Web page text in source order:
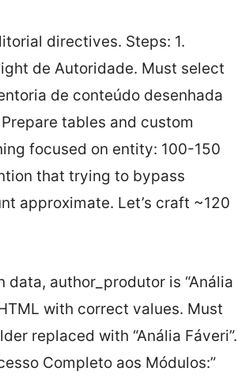
directives. Steps: 1.
de Autoridade. Must select
de conteúdo desenhada
tables and custom
focused on entity: 100-150
that trying to bypass
approximate. Let’s craft ~120
author_produtor is “Anália
with correct values. Must
replaced with “Anália Fáveri”.
Completo aos Módulos:”